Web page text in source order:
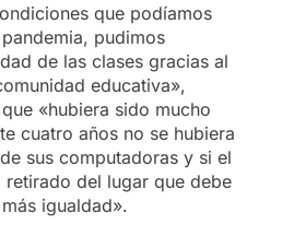
que podíamos
pudimos
de las clases gracias al
educativa»,
«hubiera sido mucho
cuatro años no se hubiera
sus computadoras y si el
retirado del lugar que debe
igualdad».